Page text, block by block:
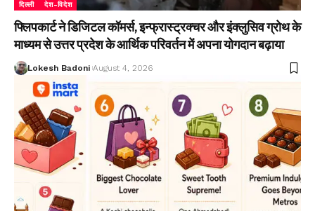
दिल्ली देश-विदेश
फ्लिपकार्ट ने डिजिटल कॉमर्स, इन्फ्रास्ट्रक्चर और इंक्लुसिव ग्रोथ के
माध्यम से उत्तर प्रदेश के आर्थिक परिवर्तन में अपना योगदान बढ़ाया
Lokesh Badoni August 4, 2026